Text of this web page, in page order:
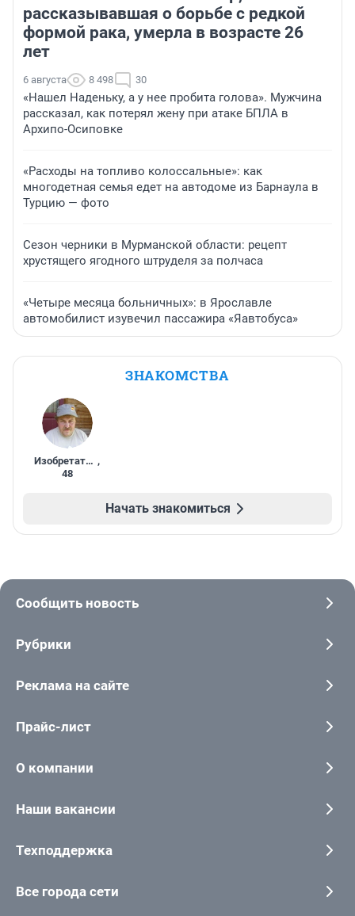
рассказывавшая о борьбе с редкой
формой рака, умерла в возрасте 26
лет
6 августа 8 498 30
«Нашел Наденьку, а у нее пробита голова». Мужчина
рассказал, как потерял жену при атаке БПЛА в
Архипо-Осиповке
«Расходы на топливо колоссальные»: как
многодетная семья едет на автодоме из Барнаула в
Турцию — фото
Сезон черники в Мурманской области: рецепт
хрустящего ягодного штруделя за полчаса
«Четыре месяца больничных»: в Ярославле
автомобилист изувечил пассажира «Яавтобуса»
ЗНАКОМСТВА
Изобретатель ,
48
Начать знакомиться
Сообщить новость
Рубрики
Реклама на сайте
Прайс-лист
О компании
Наши вакансии
Техподдержка
Все города сети